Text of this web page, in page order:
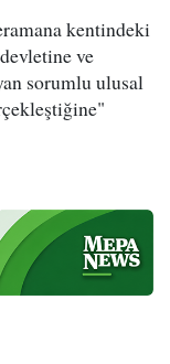
kentindeki
ve
sorumlu ulusal